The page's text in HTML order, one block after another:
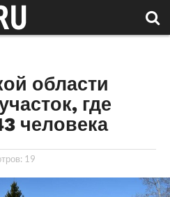
области
где
человека
19